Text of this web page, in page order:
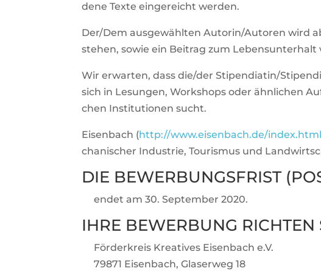
dene Texte ein­ge­reicht werden.
Der/Dem aus­ge­wählten Autorin/Autoren wird
stehen, sowie ein Bei­trag zum Lebens­un­ter­halt
Wir erwarten, dass die/der Stipendiatin/
sich in Lesungen, Work­shops oder ähn­li­chen
chen Insti­tu­tionen sucht.
Eisen­bach (http://www.eisenbach.de/
cha­ni­scher Indus­trie, Tou­rismus und
DIE BEWER­BUNGS­FRIST
endet am 30. Sep­tember 2020.
IHRE BEWER­BUNG RICHTEN
För­der­kreis Krea­tives Eisen­bach e.V.
79871 Eisen­bach, Gla­s­erweg 18